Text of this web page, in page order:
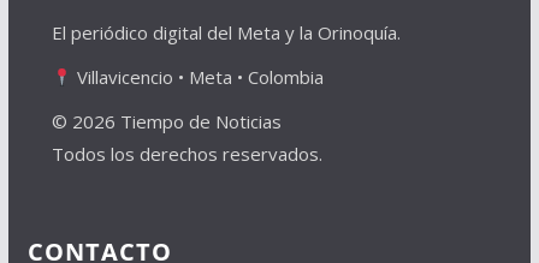
El periódico digital del Meta y la Orinoquía.
Villavicencio • Meta • Colombia
© 2026 Tiempo de Noticias
Todos los derechos reservados.
CONTACTO